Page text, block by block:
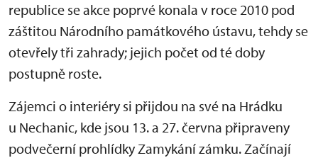
republice se akce poprvé konala v roce 2010 pod
záštitou Národního památkového ústavu, tehdy se
otevřely tři zahrady; jejich počet od té doby
postupně roste.
Zájemci o interiéry si přijdou na své na Hrádku
u Nechanic, kde jsou 13. a 27. června připraveny
podvečerní prohlídky Zamykání zámku. Začínají